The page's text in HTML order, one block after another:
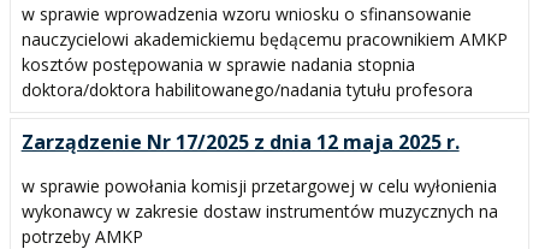
w sprawie wprowadzenia wzoru wniosku o sfinansowanie
nauczycielowi akademickiemu będącemu pracownikiem AMKP
kosztów postępowania w sprawie nadania stopnia
doktora/doktora habilitowanego/nadania tytułu profesora
Zarządzenie Nr 17/2025 z dnia 12 maja 2025 r.
w sprawie powołania komisji przetargowej w celu wyłonienia
wykonawcy w zakresie dostaw instrumentów muzycznych na
potrzeby AMKP